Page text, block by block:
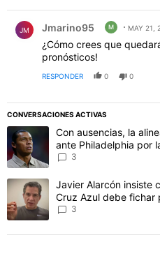
JM Jmarino95 M MAY 21,
¿Cómo crees que
pronósticos!
RESPONDER 0 0
CONVERSACIONES ACTIVAS
Este listado muestra los
Un artículo de tendencia con el
Con ausencias, la
ante Philadelphia por
3
Un artículo de tendencia con el
Javier Alarcón insiste
Cruz Azul debe fichar
3